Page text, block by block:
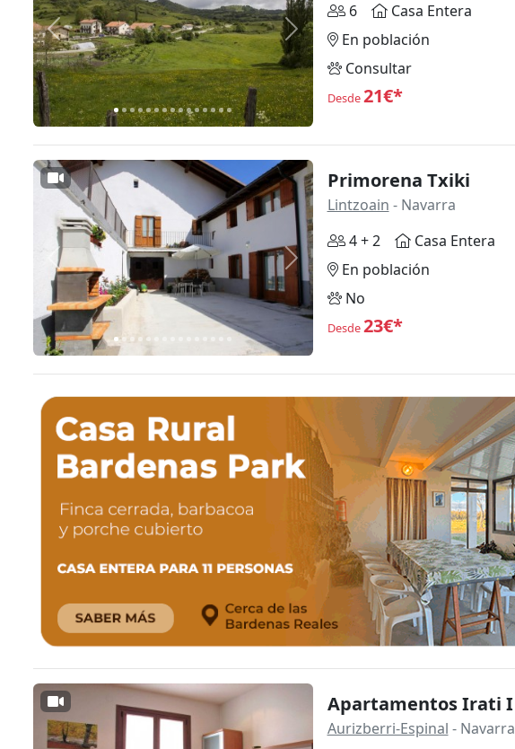
Anterior Siguiente
6
Casa Entera
En población
Consultar
Desde21€*
Anterior Siguiente
Primorena Txiki
Lintzoain - Navarra
4 + 2
Casa Entera
En población
No
Desde23€*
Apartamentos Irati I
Aurizberri-Espinal - Navarra